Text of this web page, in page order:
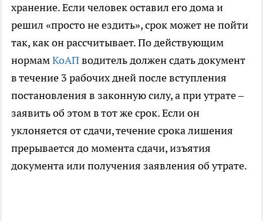
хранение. Если человек оставил его дома и
решил «просто не ездить», срок может не пойти
так, как он рассчитывает. По действующим
нормамКоАПводитель должен сдать документ
в течение 3 рабочих дней после вступления
постановления в законную силу, а при утрате –
заявить об этом в тот же срок. Если он
уклоняется от сдачи, течение срока лишения
прерывается до момента сдачи, изъятия
документа или получения заявления об утрате.